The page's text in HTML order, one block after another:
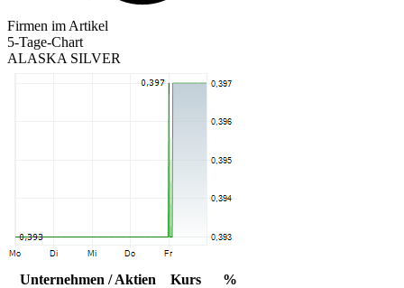
Firmen im Artikel
5-Tage-Chart
ALASKA SILVER
Unternehmen / Aktien Kurs
%